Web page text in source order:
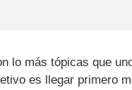
lo más tópicas que
es llegar primero